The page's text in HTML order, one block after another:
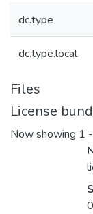
dc.type
dc.type.local
Files
License
Now showing 1